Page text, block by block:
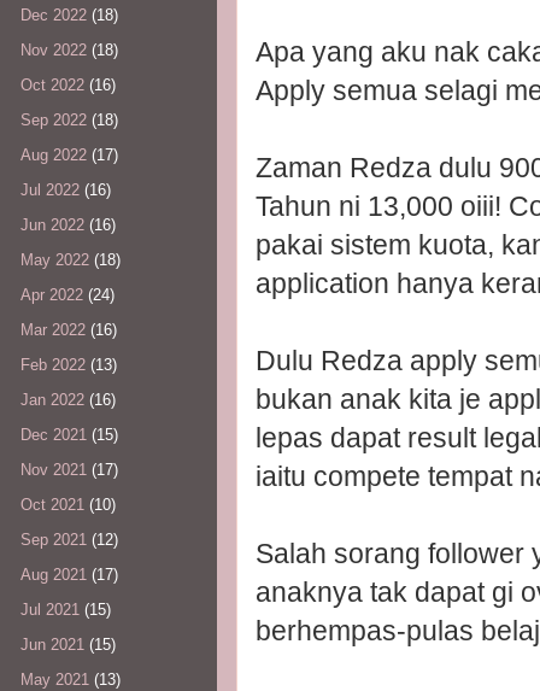
Apa yang aku nak
Apply semua selagi
Zaman Redza dulu
Tahun ni 13,000 oiii!
pakai sistem kuota,
application hanya
Dulu Redza apply
bukan anak kita je
lepas dapat result
iaitu compete tempat
Salah sorang follower
anaknya tak dapat gi
berhempas-pulas
Dec 2022 (18)
Nov 2022 (18)
Oct 2022 (16)
Sep 2022 (18)
Aug 2022 (17)
Jul 2022 (16)
Jun 2022 (16)
May 2022 (18)
Apr 2022 (24)
Mar 2022 (16)
Feb 2022 (13)
Jan 2022 (16)
Dec 2021 (15)
Nov 2021 (17)
Oct 2021 (10)
Sep 2021 (12)
Aug 2021 (17)
Jul 2021 (15)
Jun 2021 (15)
May 2021 (13)